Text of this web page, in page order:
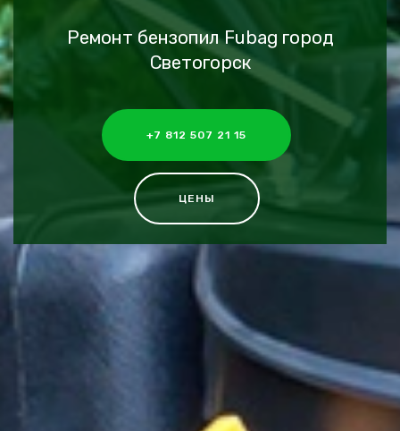
Ремонт бензопил Fubag город
Светогорск
+7 812 507 21 15
ЦЕНЫ